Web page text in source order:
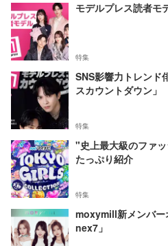
モデルプレス読者モ
特集
SNS影響力トレンド
スカウントダウン」
特集
"史上最大級のファ
たっぷり紹介
特集
moxymill新メンバ
nex7」